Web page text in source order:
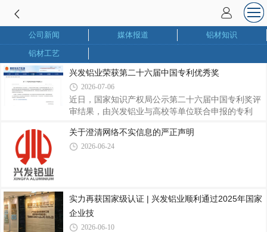
公司新闻 媒体报道 铝材知识
铝材工艺
兴发铝业荣获第二十六届中国专利优秀奖
2026-07-06
近日，国家知识产权局公示第二十六届中国专利奖评
审结果，由兴发铝业与高校等单位联合申报的专利
（专利号：ZL202111237502.2）获评中国专利优秀
奖。该专利针对铝合金耐腐蚀技术进行攻关，通过优
作为联合完成单位，兴发铝业始终坚持产学研协同创
新，积极联动高校、科创企业开展技术攻关。此次获
奖，既是对兴发铝业研发实力和产学研成果的认可，
关于澄清网络不实信息的严正声明
2026-06-24
实力再获国家级认证 | 兴发铝业顺利通过2025年国家
企业技
2026-06-10